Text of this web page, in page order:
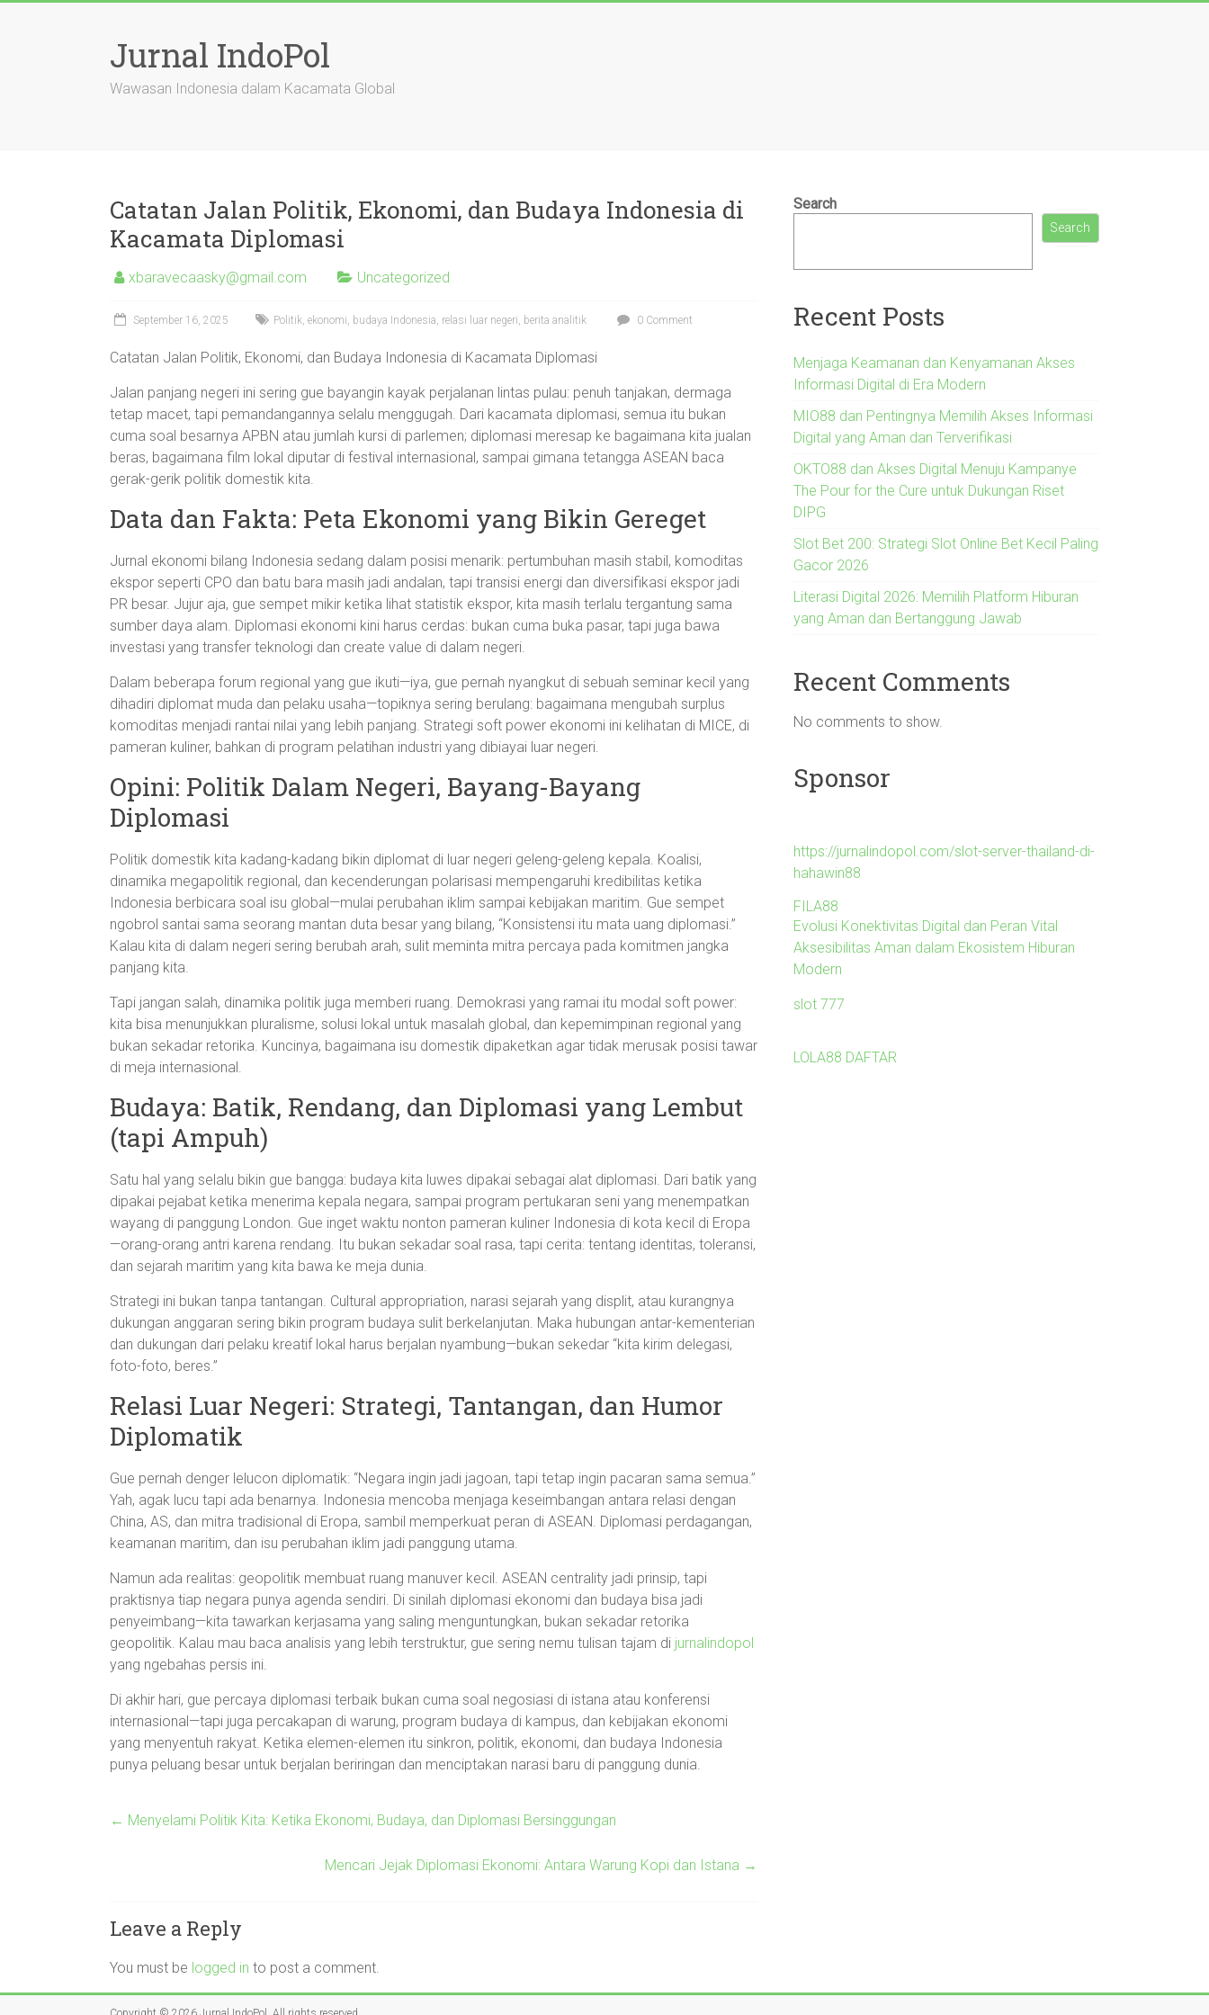
Jurnal IndoPol
Wawasan Indonesia dalam Kacamata Global
Catatan Jalan Politik, Ekonomi, dan Budaya Indonesia di
Kacamata Diplomasi
xbaravecaasky@gmail.com Uncategorized
September 16, 2025 Politik, ekonomi, budaya Indonesia, relasi luar negeri, berita analitik 0 Comment
Catatan Jalan Politik, Ekonomi, dan Budaya Indonesia di Kacamata Diplomasi
Jalan panjang negeri ini sering gue bayangin kayak perjalanan lintas pulau: penuh tanjakan, dermaga
tetap macet, tapi pemandangannya selalu menggugah. Dari kacamata diplomasi, semua itu bukan
cuma soal besarnya APBN atau jumlah kursi di parlemen; diplomasi meresap ke bagaimana kita jualan
beras, bagaimana film lokal diputar di festival internasional, sampai gimana tetangga ASEAN baca
gerak-gerik politik domestik kita.
Data dan Fakta: Peta Ekonomi yang Bikin Gereget
Jurnal ekonomi bilang Indonesia sedang dalam posisi menarik: pertumbuhan masih stabil, komoditas
ekspor seperti CPO dan batu bara masih jadi andalan, tapi transisi energi dan diversifikasi ekspor jadi
PR besar. Jujur aja, gue sempet mikir ketika lihat statistik ekspor, kita masih terlalu tergantung sama
sumber daya alam. Diplomasi ekonomi kini harus cerdas: bukan cuma buka pasar, tapi juga bawa
investasi yang transfer teknologi dan create value di dalam negeri.
Dalam beberapa forum regional yang gue ikuti—iya, gue pernah nyangkut di sebuah seminar kecil yang
dihadiri diplomat muda dan pelaku usaha—topiknya sering berulang: bagaimana mengubah surplus
komoditas menjadi rantai nilai yang lebih panjang. Strategi soft power ekonomi ini kelihatan di MICE, di
pameran kuliner, bahkan di program pelatihan industri yang dibiayai luar negeri.
Opini: Politik Dalam Negeri, Bayang-Bayang
Diplomasi
Politik domestik kita kadang-kadang bikin diplomat di luar negeri geleng-geleng kepala. Koalisi,
dinamika megapolitik regional, dan kecenderungan polarisasi mempengaruhi kredibilitas ketika
Indonesia berbicara soal isu global—mulai perubahan iklim sampai kebijakan maritim. Gue sempet
ngobrol santai sama seorang mantan duta besar yang bilang, “Konsistensi itu mata uang diplomasi.”
Kalau kita di dalam negeri sering berubah arah, sulit meminta mitra percaya pada komitmen jangka
panjang kita.
Tapi jangan salah, dinamika politik juga memberi ruang. Demokrasi yang ramai itu modal soft power:
kita bisa menunjukkan pluralisme, solusi lokal untuk masalah global, dan kepemimpinan regional yang
bukan sekadar retorika. Kuncinya, bagaimana isu domestik dipaketkan agar tidak merusak posisi tawar
di meja internasional.
Budaya: Batik, Rendang, dan Diplomasi yang Lembut
(tapi Ampuh)
Satu hal yang selalu bikin gue bangga: budaya kita luwes dipakai sebagai alat diplomasi. Dari batik yang
dipakai pejabat ketika menerima kepala negara, sampai program pertukaran seni yang menempatkan
wayang di panggung London. Gue inget waktu nonton pameran kuliner Indonesia di kota kecil di Eropa
—orang-orang antri karena rendang. Itu bukan sekadar soal rasa, tapi cerita: tentang identitas, toleransi,
dan sejarah maritim yang kita bawa ke meja dunia.
Strategi ini bukan tanpa tantangan. Cultural appropriation, narasi sejarah yang displit, atau kurangnya
dukungan anggaran sering bikin program budaya sulit berkelanjutan. Maka hubungan antar-kementerian
dan dukungan dari pelaku kreatif lokal harus berjalan nyambung—bukan sekedar “kita kirim delegasi,
foto-foto, beres.”
Relasi Luar Negeri: Strategi, Tantangan, dan Humor
Diplomatik
Gue pernah denger lelucon diplomatik: “Negara ingin jadi jagoan, tapi tetap ingin pacaran sama semua.”
Yah, agak lucu tapi ada benarnya. Indonesia mencoba menjaga keseimbangan antara relasi dengan
China, AS, dan mitra tradisional di Eropa, sambil memperkuat peran di ASEAN. Diplomasi perdagangan,
keamanan maritim, dan isu perubahan iklim jadi panggung utama.
Namun ada realitas: geopolitik membuat ruang manuver kecil. ASEAN centrality jadi prinsip, tapi
praktisnya tiap negara punya agenda sendiri. Di sinilah diplomasi ekonomi dan budaya bisa jadi
penyeimbang—kita tawarkan kerjasama yang saling menguntungkan, bukan sekadar retorika
geopolitik. Kalau mau baca analisis yang lebih terstruktur, gue sering nemu tulisan tajam di jurnalindopol
yang ngebahas persis ini.
Di akhir hari, gue percaya diplomasi terbaik bukan cuma soal negosiasi di istana atau konferensi
internasional—tapi juga percakapan di warung, program budaya di kampus, dan kebijakan ekonomi
yang menyentuh rakyat. Ketika elemen-elemen itu sinkron, politik, ekonomi, dan budaya Indonesia
punya peluang besar untuk berjalan beriringan dan menciptakan narasi baru di panggung dunia.
← Menyelami Politik Kita: Ketika Ekonomi, Budaya, dan Diplomasi Bersinggungan
Mencari Jejak Diplomasi Ekonomi: Antara Warung Kopi dan Istana →
Leave a Reply
You must be logged in to post a comment.
Search
Search
Recent Posts
Menjaga Keamanan dan Kenyamanan Akses
Informasi Digital di Era Modern
MIO88 dan Pentingnya Memilih Akses Informasi
Digital yang Aman dan Terverifikasi
OKTO88 dan Akses Digital Menuju Kampanye
The Pour for the Cure untuk Dukungan Riset
DIPG
Slot Bet 200: Strategi Slot Online Bet Kecil Paling
Gacor 2026
Literasi Digital 2026: Memilih Platform Hiburan
yang Aman dan Bertanggung Jawab
Recent Comments
No comments to show.
Sponsor
https://jurnalindopol.com/slot-server-thailand-di-
hahawin88
FILA88
Evolusi Konektivitas Digital dan Peran Vital
Aksesibilitas Aman dalam Ekosistem Hiburan
Modern
slot 777
LOLA88 DAFTAR